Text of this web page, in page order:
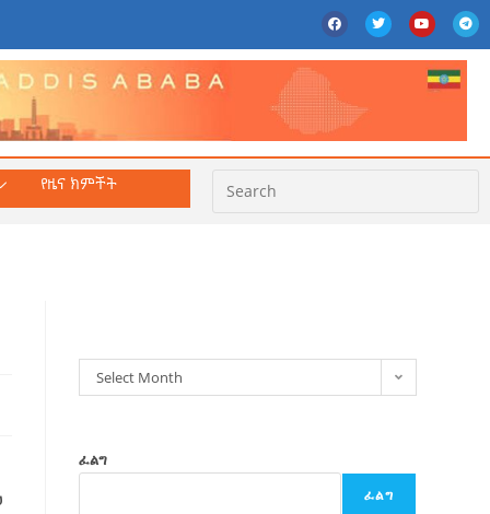
የዜና ክምችት
Select Month
ፈልግ
ፈልግ